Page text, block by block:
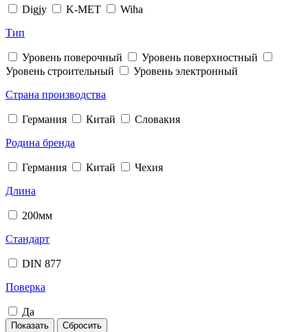
Digjy K-MET
Wiha
Тип
Уровень поверочный
Уровень поверхностный
Уровень строительный
Уровень электронный
Страна производства
Германия Китай
Словакия
Родина бренда
Германия Китай
Чехия
Длина
200мм
Стандарт
DIN 877
Поверка
Да